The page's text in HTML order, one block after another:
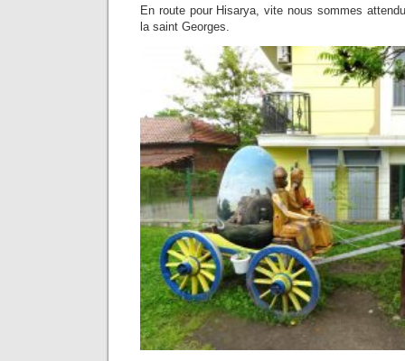
En route pour Hisarya, vite nous sommes
la saint Georges.